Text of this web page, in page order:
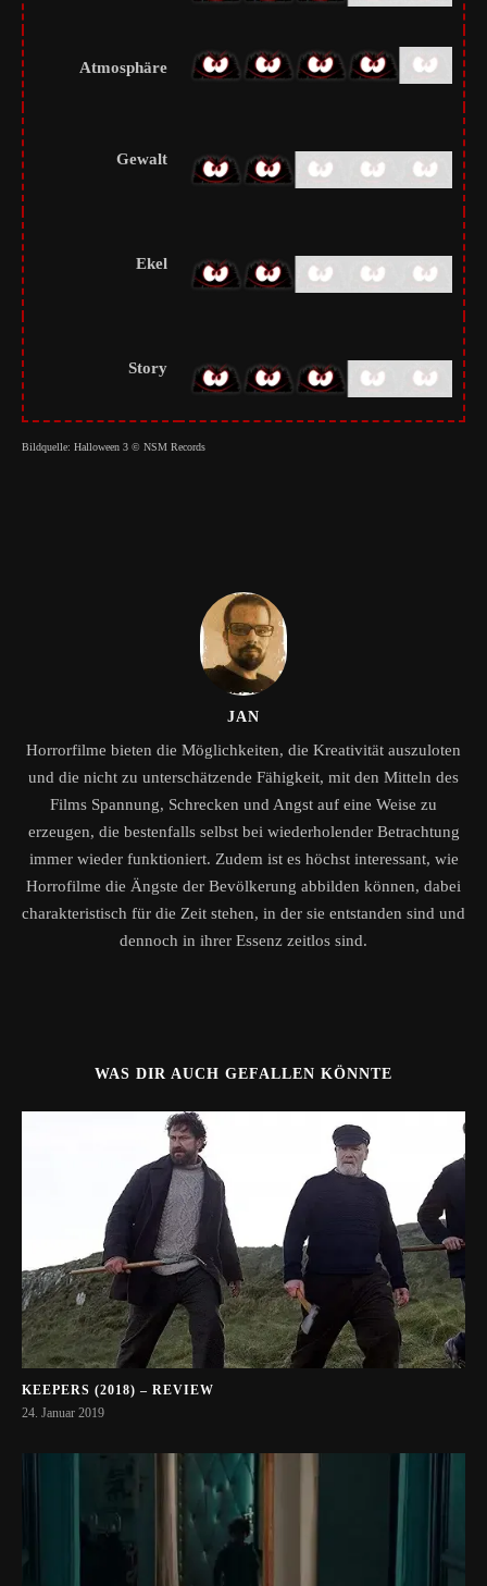
Atmosphäre
Gewalt
Ekel
Story
Bildquelle: Halloween 3 © NSM Records
JAN
Horrorfilme bieten die Möglichkeiten, die Kreativität auszuloten
und die nicht zu unterschätzende Fähigkeit, mit den Mitteln des
Films Spannung, Schrecken und Angst auf eine Weise zu
erzeugen, die bestenfalls selbst bei wiederholender Betrachtung
immer wieder funktioniert. Zudem ist es höchst interessant, wie
Horrofilme die Ängste der Bevölkerung abbilden können, dabei
charakteristisch für die Zeit stehen, in der sie entstanden sind und
dennoch in ihrer Essenz zeitlos sind.
WAS DIR AUCH GEFALLEN KÖNNTE
KEEPERS (2018) – REVIEW
24. Januar 2019